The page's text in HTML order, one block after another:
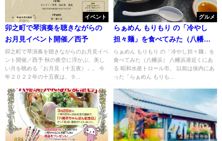
イベント
卯之町で琴演奏を聴きながらの
お月見イベント開催／西予
卯之町で琴演奏を聴きながらのお月見イベ
ント開催／西予 秋の夜空に浮かぶ、美し
い月を眺める「お月見（十五夜）」。 今
年２０２２年の十五夜は、９...
グルメ
らぁめん もりもり の「冷やし
担々麺」を食べてみた（八幡
浜）
らぁめん もりもり の「冷やし担々麺」を
食べてみた（八幡浜） 八幡浜港近くにあ
る 昭和水産トロール市。 以前は保内にあ
った「らぁめん もりも...